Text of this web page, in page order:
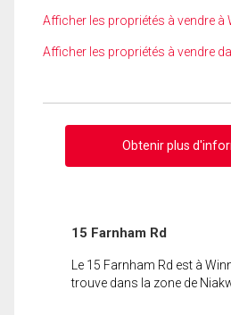
Afficher les propriétés à vendre à
Afficher les propriétés à vendre
Obtenir plus
15 Farnham Rd
Le 15 Farnham Rd est à
trouve dans la zone de